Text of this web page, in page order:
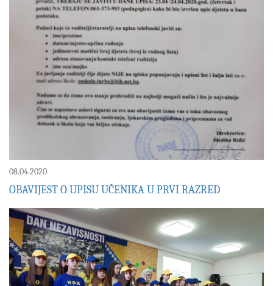
08.04.2020
OBAVIJEST O UPISU UČENIKA U PRVI RAZRED